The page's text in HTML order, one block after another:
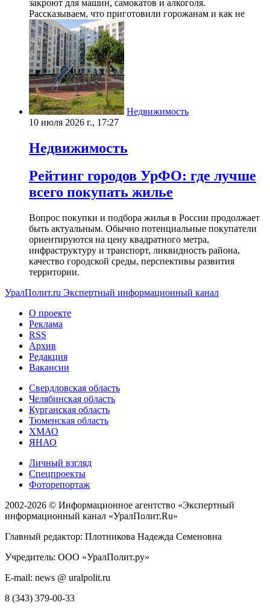
закроют для машин, самокатов и алкоголя.
Рассказываем, что приготовили горожанам и как не
Недвижимость
10 июля 2026 г., 17:27
Недвижимость
Рейтинг городов УрФО: где лучше
всего покупать жилье
Вопрос покупки и подбора жилья в России продолжает
быть актуальным. Обычно потенциальные покупатели
ориентируются на цену квадратного метра,
инфраструктуру и транспорт, ликвидность района,
качество городской среды, перспективы развития
территории.
УралПолит.ru Экспертный информационный канал
О проекте
Реклама
RSS
Архив
Редакция
Вакансии
Свердловская область
Челябинская область
Курганская область
Тюменская область
ХМАО
ЯНАО
Личный взгляд
Спецпроекты
Фоторепортаж
2002-2026 © Информационное агентство «Экспертный
информационный канал «УралПолит.Ru»
Главный редактор: Плотникова Надежда Семеновна
Учредитель: ООО «УралПолит.ру»
E-mail: news @ uralpolit.ru
8 (343) 379-00-33